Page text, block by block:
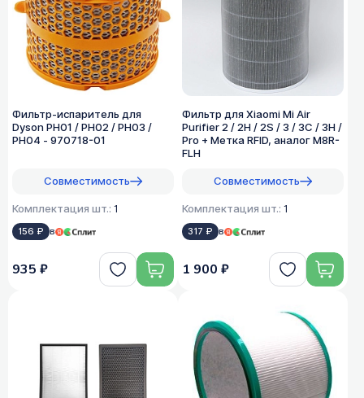
Фильтр-испаритель для
Dyson PH01 / PH02 / PH03 /
PH04 - 970718-01
Совместимость
Комплектация шт.: 1
156 ₽ в
935 ₽
Фильтр для Xiaomi Mi Air
Purifier 2 / 2H / 2S / 3 / 3C / 3H /
Pro + Метка RFID, аналог M8R-
FLH
Совместимость
Комплектация шт.: 1
317 ₽ в
1 900 ₽